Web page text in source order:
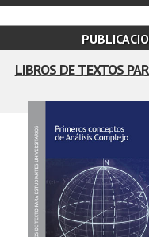
LIBROS DE TEXTOS